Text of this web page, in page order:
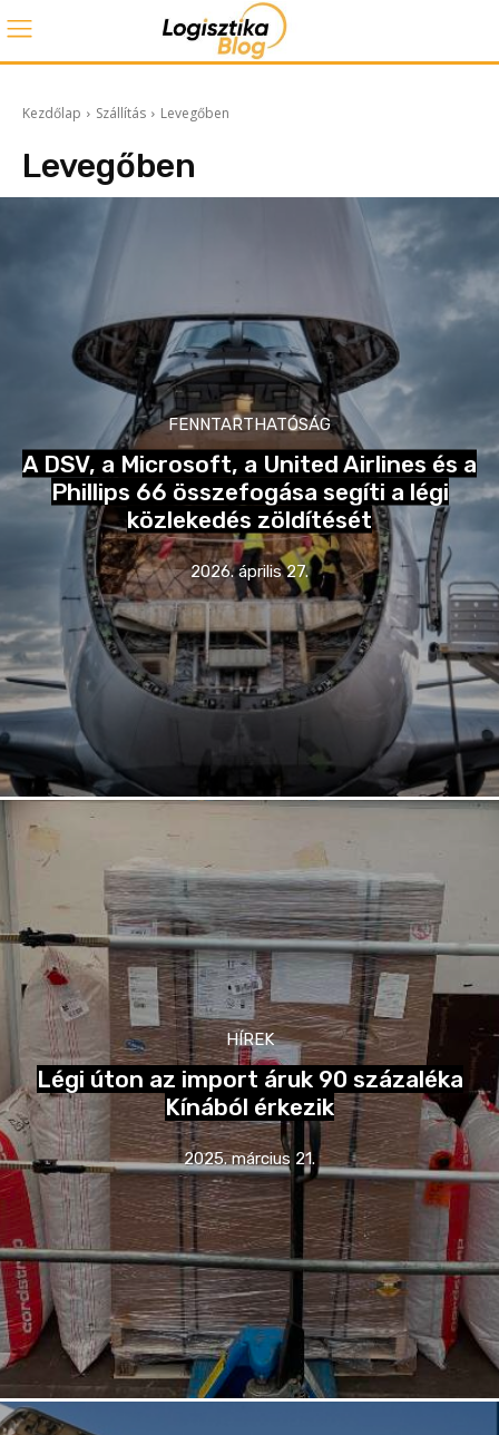
Kezdőlap Szállítás Levegőben
Levegőben
FENNTARTHATÓSÁG
A DSV, a Microsoft, a United Airlines és a
Phillips 66 összefogása segíti a légi
közlekedés zöldítését
2026. április 27.
HÍREK
Légi úton az import áruk 90 százaléka
Kínából érkezik
2025. március 21.